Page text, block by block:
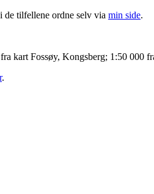
de tilfellene ordne selv via min side.
kart Fossøy, Kongsberg; 1:50 000
.